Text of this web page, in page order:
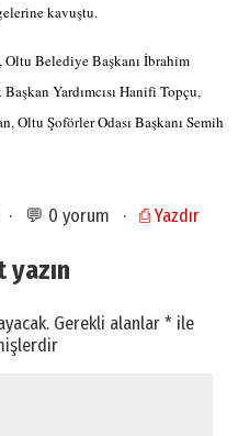
kavuştu.
Belediye Başkanı İbrahim
Yardımcısı Hanifi Topçu,
Şoförler Odası Başkanı Semih
· 💬 0 yorum · ⎙ Yazdır
yazın
Gerekli alanlar* ile